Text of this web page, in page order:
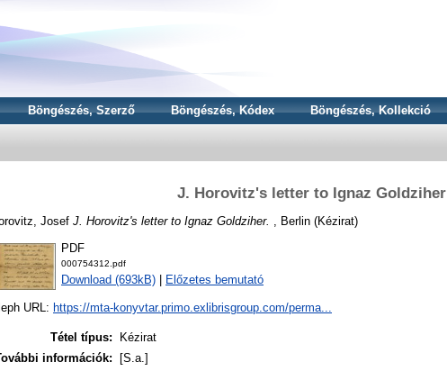
Böngészés, Szerző Böngészés, Kódex Böngészés, Kollekció
J. Horovitz's letter to Ignaz Goldziher
Josef J. Horovitz's letter to Ignaz Goldziher. , Berlin (Kézirat)
PDF
000754312.pdf
Download (693kB) Előzetes bemutató
URL: https://mta-konyvtar.primo.exlibrisgroup.com/perma...
Tétel típus:
Kézirat
információk:
[S.a.]